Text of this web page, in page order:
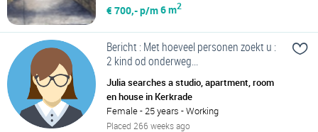
€ 700,- p/m6 m2
Bericht : Met hoeveel personen zoekt u :
2 kind od onderweg...
Julia searches a studio, apartment, room
en house in Kerkrade
Female - 25 years - Working
Placed 266 weeks ago